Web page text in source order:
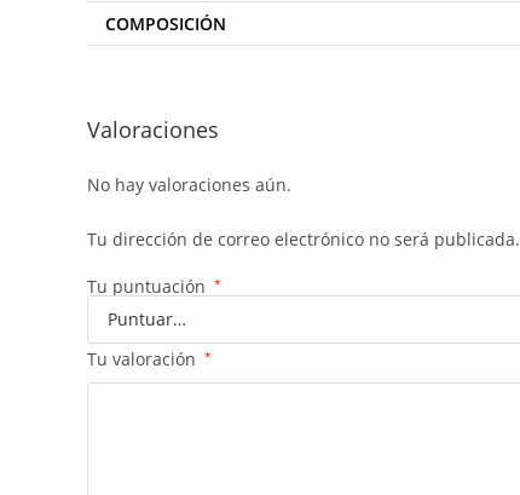
COMPOSICIÓN
Valoraciones
No hay valoraciones aún.
Tu dirección de correo electrónico no será publicada.
Tu puntuación *
Tu valoración *